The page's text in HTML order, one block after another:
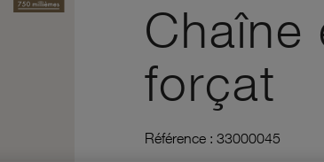
Chaîne
forçat
Référence : 33000045